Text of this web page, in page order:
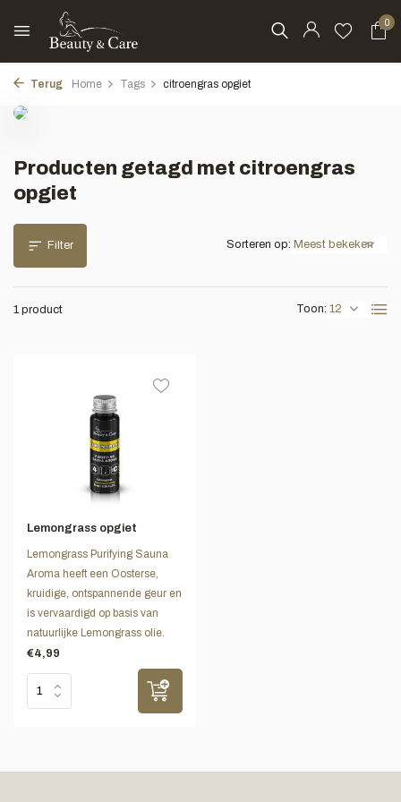
0
Terug Home Tags citroengras opgiet
Producten getagd met citroengras
opgiet
Filter
1 product Toon:
Sorteren op:
Lemongrass opgiet
Lemongrass Purifying Sauna
Aroma heeft een Oosterse,
kruidige, ontspannende geur en
is vervaardigd op basis van
natuurlijke Lemongrass olie.
€4,99